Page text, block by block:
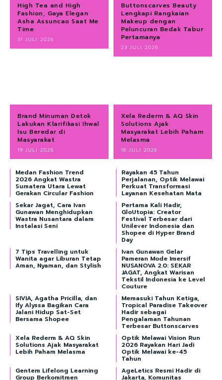
High Tea and High
Fashion, Gaya Elegan
Asha Assuncao Saat Me
Time
31 JULI 2026
Buttonscarves Beauty
Lengkapi Rangkaian
Makeup dengan
Peluncuran Bedak Tabur
Pertamanya
23 JULI 2026
Brand Minuman Detok
Lakukan Klarifikasi Ihwal
Isu Beredar di
Masyarakat
19 JULI 2026
Xela Rederm & AQ Skin
Solutions Ajak
Masyarakat Lebih Paham
Melasma
16 JULI 2026
Medan Fashion Trend
2026 Angkat Wastra
Sumatera Utara Lewat
Gerakan Circular Fashion
Rayakan 45 Tahun
Perjalanan, Optik Melawai
Perkuat Transformasi
Layanan Kesehatan Mata
Sekar Jagat, Cara Ivan
Gunawan Menghidupkan
Wastra Nusantara dalam
Instalasi Seni
Pertama Kali Hadir,
GloUtopia: Creator
Festival Terbesar dari
Unilever Indonesia dan
Shopee di Hyper Brand
Day
7 Tips Travelling untuk
Wanita agar Liburan Tetap
Aman, Nyaman, dan Stylish
Ivan Gunawan Gelar
Pameran Mode Imersif
NUSANOVA 2.0: SEKAR
JAGAT, Angkat Warisan
Tekstil Indonesia ke Level
Couture
SIVIA, Agatha Pricilla, dan
Ify Alyssa Bagikan Cara
Jalani Hidup Sat-Set
Bersama Shopee
Memasuki Tahun Ketiga,
Tropical Paradise Takeover
Hadir sebagai
Pengalaman Tahunan
Terbesar Buttonscarves
Xela Rederm & AQ Skin
Solutions Ajak Masyarakat
Lebih Paham Melasma
Optik Melawai Vision Run
2026 Rayakan Hari Jadi
Optik Melawai ke-45
Tahun
Gentem Lifelong Learning
Group Berkomitmen
AgeLetics Resmi Hadir di
Jakarta, Komunitas